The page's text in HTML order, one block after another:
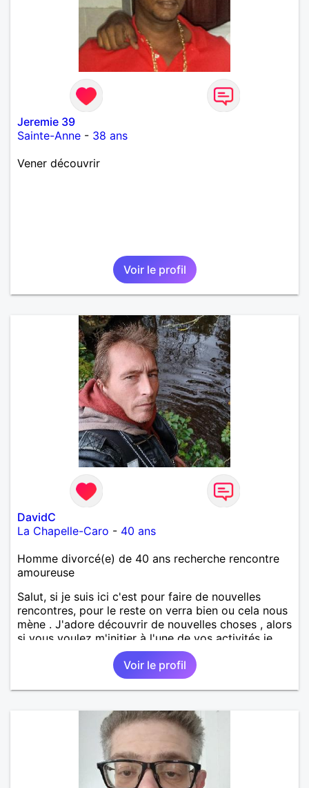
Jeremie 39
Sainte-Anne - 38 ans
Vener découvrir
Voir le profil
DavidC
La Chapelle-Caro - 40 ans
Homme divorcé(e) de 40 ans recherche rencontre
amoureuse
Salut, si je suis ici c'est pour faire de nouvelles
rencontres, pour le reste on verra bien ou cela nous
mène . J'adore découvrir de nouvelles choses , alors
si vous voulez m'initier à l'une de vos activités je
Voir le profil